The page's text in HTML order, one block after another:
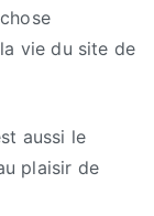
vie du site de
aussi le
plaisir de